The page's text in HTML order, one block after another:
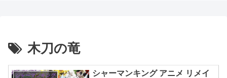
木刀の竜
シャーマンキング
シャーマンキング アニメ リメイ